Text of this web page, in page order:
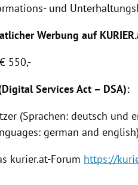
und
Werbung auf
550,-
Services Act – DSA):
(Sprachen: deutsch und
german and
kurier.at-Forum https://